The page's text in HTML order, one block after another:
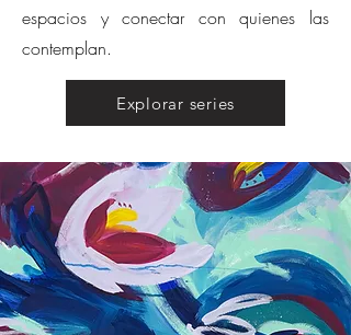
espacios y conectar con quienes las
contemplan.
Explorar series